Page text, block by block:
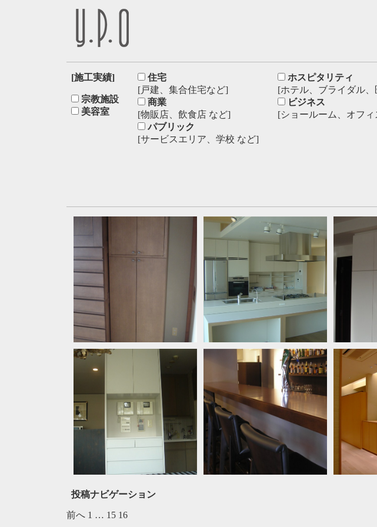
[施工実績]
宗教施設
美容室
住宅
[戸建、集合住宅など]
商業
[物販店、飲食店 など]
パブリック
[サービスエリア、学校 など]
ホスピタリティ
[ホテル、ブライダル
ビジネス
[ショールーム、オフ
投稿ナビゲーション
前へ 1 … 15 16